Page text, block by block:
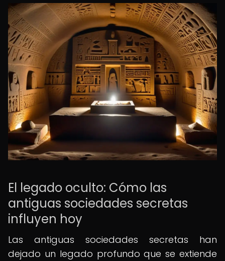
El legado oculto: Cómo las
antiguas sociedades secretas
influyen hoy
Las antiguas sociedades secretas han
dejado un legado profundo que se extiende